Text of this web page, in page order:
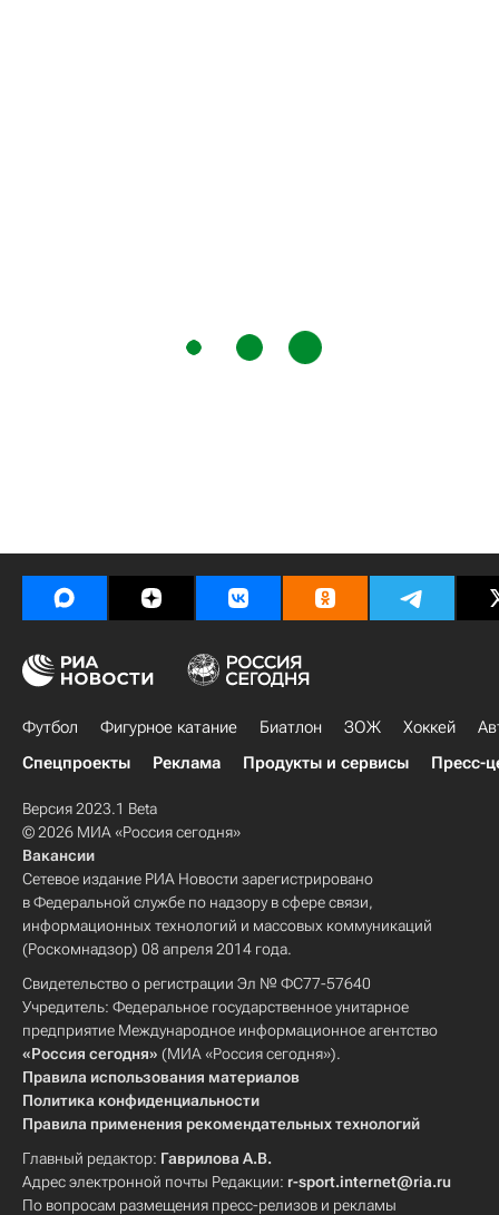
Футбол Фигурное катание Биатлон ЗОЖ Хоккей
Спецпроекты
Реклама Продукты и сервисы Пресс-
Версия 2023.1 Beta
© 2026 МИА «Россия сегодня»
Вакансии
Сетевое издание РИА Новости зарегистрировано
в Федеральной службе по надзору в сфере связи,
информационных технологий и массовых коммуникаций
(Роскомнадзор) 08 апреля 2014 года.
Свидетельство о регистрации Эл № ФС77-57640
Учредитель: Федеральное государственное унитарное
предприятие Международное информационное агентство
«Россия сегодня» (МИА «Россия сегодня»).
Правила использования материалов
Политика конфиденциальности
Правила применения рекомендательных технологий
Главный редактор: Гаврилова А.В.
Адрес электронной почты Редакции: r-sport.internet@ria.ru
По вопросам размещения пресс-релизов и рекламы